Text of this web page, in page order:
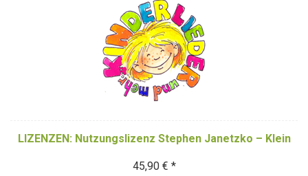
LIZENZEN: Nutzungslizenz Stephen Janetzko – Klein
45,90 € *